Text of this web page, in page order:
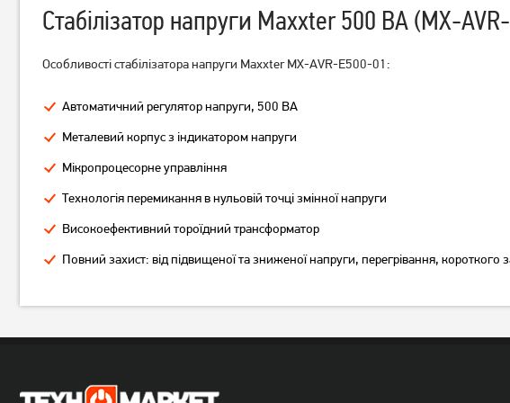
Стабілізатор Gemix RDX-
Стабілізатор Maxxter MX-
Стабілізатор напруги Maxxter 500 BA (MX-
Особливості стабілізатора напруги Maxxter MX-AVR-E500-01:
Автоматичний регулятор напруги, 500 ВА
Металевий корпус з індикатором напруги
Мікропроцесорне управління
Технологія перемикання в нульовій точці змінної напруги
Високоефективний тороїдний трансформатор
Повний захист: від підвищеної та зниженої напруги, перегрівання,